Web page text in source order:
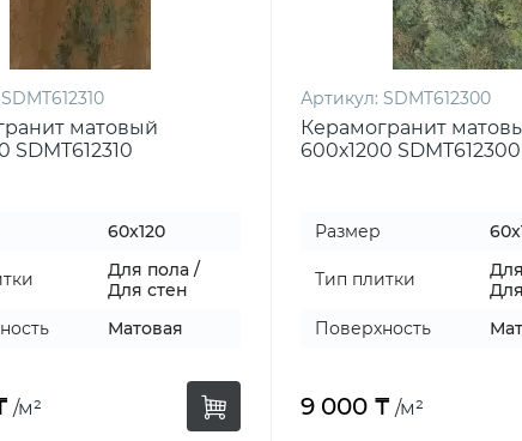
SDMT612310
матовый
SDMT612310
60x120
Для пола /
Для стен
Матовая
/м²
Артикул: SDMT612300
Керамогранит
600х1200 SDMT612300
Размер
Тип плитки
Поверхность
9 000 ₸ /м²